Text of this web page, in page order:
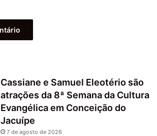
Cassiane e Samuel Eleotério são
atrações da 8ª Semana da Cultura
Evangélica em Conceição do
Jacuípe
7 de agosto de 2026